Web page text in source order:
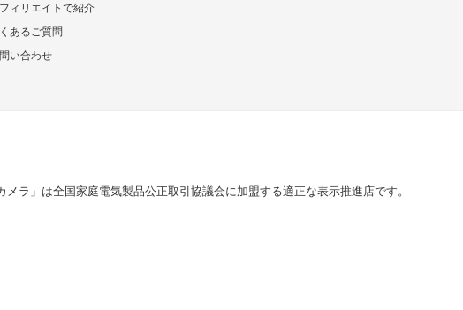
ィリエイトで紹介
あるご質問
い合わせ
メラ」は全国家庭電気製品公正取引協議会に加盟する適正な表示推進店です。